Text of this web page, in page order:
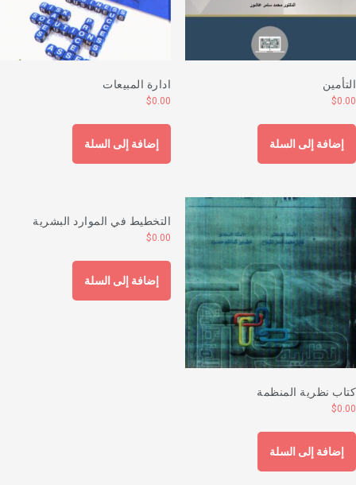
$
إضافة إلى السلة
ادارة المبيعات
$0.00
إضافة إلى السلة
نظرية المنظمة
$
إضافة إلى السلة
التخطيط في الموارد البشرية
$0.00
إضافة إلى السلة